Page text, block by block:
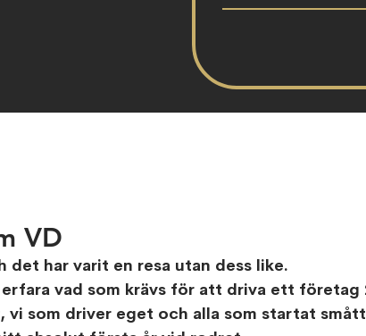
VD
det har varit en resa utan dess like.
vad som krävs för att driva ett företag
vi som driver eget och alla som startat